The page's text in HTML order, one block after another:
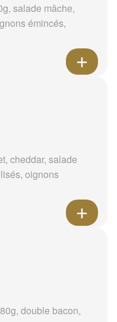
salade mâche,
émincés,
cheddar, salade
oignons
double bacon,